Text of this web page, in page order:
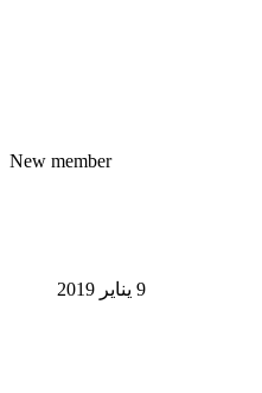
New member
9 يناير 2019